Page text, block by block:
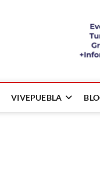
VIVEPUEBLA